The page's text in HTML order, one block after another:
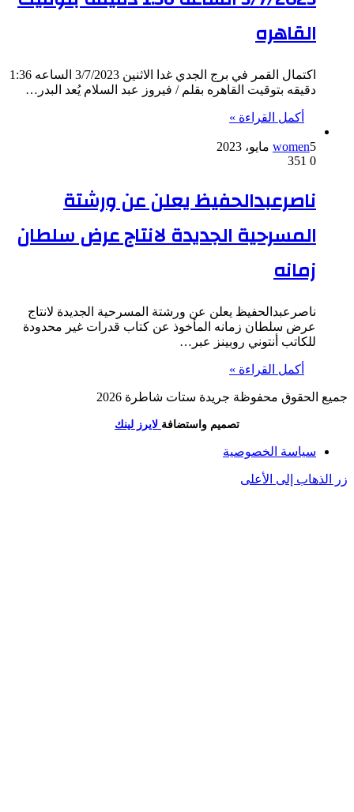
القاهره
اكتمال القمر في برج الجدي غدا الاثنين 3/7/2023 الساعه 1:36
دقيقه بتوقيت القاهره بقلم / فيروز عبد السلام يُعد البدر…
أكمل القراءة »
women5 مايو، 2023
0
ناصرعبدالحفيظ يعلن عن ورشتة
المسرحية الجديدة لانتاج عرض سلطان
زمانه
ناصرعبدالحفيظ يعلن عن ورشتة المسرحية الجديدة لانتاج
عرض سلطان زمانه المأخوذ عن كتاب قدرات غير محدودة
للكاتب أنتوني روبينز عبر…
أكمل القراءة »
جميع الحقوق محفوظة جريدة ستات شاطرة 2026
تصميم واستضافة لايرز لينك
سياسة الخصوصية
زر الذهاب إلى الأعلى